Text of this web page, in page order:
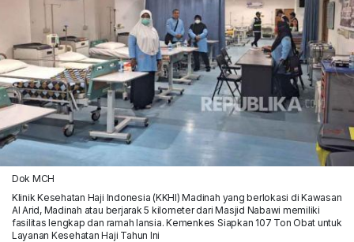
Dok MCH
Klinik Kesehatan Haji Indonesia (KKHI) Madinah yang berlokasi di Kawasan
Al Arid, Madinah atau berjarak 5 kilometer dari Masjid Nabawi memiliki
fasilitas lengkap dan ramah lansia. Kemenkes Siapkan 107 Ton Obat untuk
Layanan Kesehatan Haji Tahun Ini